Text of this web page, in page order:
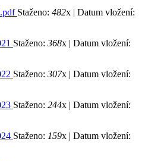
Staženo: 482x | Datum vložení:
Staženo: 368x | Datum vložení:
Staženo: 307x | Datum vložení:
Staženo: 244x | Datum vložení:
Staženo: 159x | Datum vložení: